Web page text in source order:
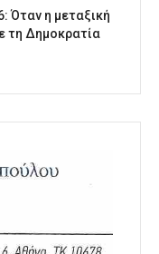
Όταν η μεταξική
τη Δημοκρατία